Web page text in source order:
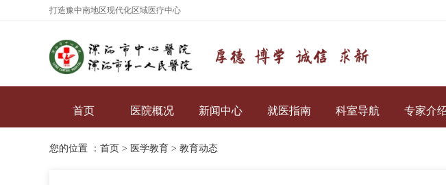
打造豫中南地区现代化区域医疗中心
首页 医院概况 新闻中心 就医指南 科室导航 专家介
您的位置 ： 首页 > 医学教育 > 教育动态